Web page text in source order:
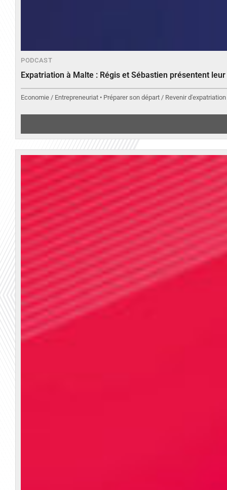
PODCAST
Expatriation à Malte : Régis et Sébastien présentent
Economie / Entrepreneuriat • Préparer son départ / Revenir d'expatriation